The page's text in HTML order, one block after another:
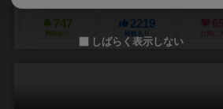
747
興味あり
2219
経験あり お気に
しばらく表示しない